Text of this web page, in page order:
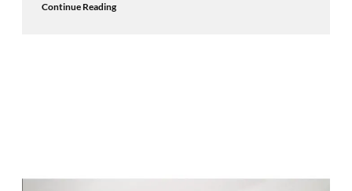
Continue Reading